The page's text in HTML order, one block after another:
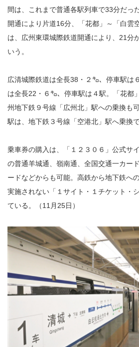
間は、これまで普通各駅列車で33分だっ
開通により片道16分、「花都」～「白雲
は、広州東環城際鉄道開通により、21分
いう。
広清城際鉄道は全長38・２㌔、停車駅は
は全長22・６㌔、停車駅は４駅。「花都
州地下鉄９号線「広州北」駅への乗換も
駅は、地下鉄３号線「空港北」駅へ乗換で
乗車券の購入は、「１２３０６」公式サ
の普通羊城通、嶺南通、全国交通一カー
ードなどからも可能。高鉄から地下鉄へ
実施されない「１サイト・１チケット・
ている。（11月25日）